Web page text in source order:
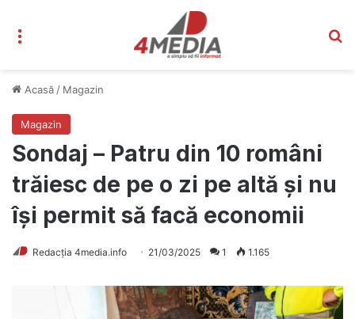
Acasă / Magazin
Magazin
Sondaj – Patru din 10 români
trăiesc de pe o zi pe altă și nu
își permit să facă economii
Redacția 4media.info 21/03/2025 1 1.165